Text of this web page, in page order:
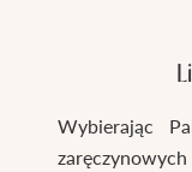
Wybierając